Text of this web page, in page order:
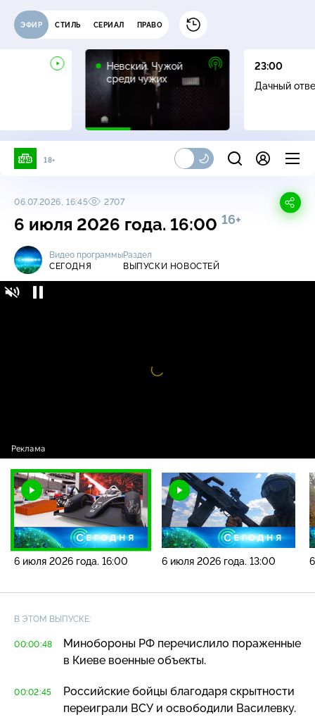
ЭФИР СТИЛЬ СЕРИАЛ ПРАВО
Невский. Чужой
среди чужих
16+
23:00
Дачный
18+
06.07.2026, 16:45 2707
6 июля 2026 года. 16:00 16+
Видео программы
СЕГОДНЯ
Раздел
ВЫПУСКИ НОВОСТЕЙ
Видео
проигрыватель
6 июля 2026 года. 16:00 6 июля 2026 года. 13:00
В ЭТОМ ВЫПУСКЕ:
00:00:48
Минобороны РФ перечислило пораженные
в Киеве военные объекты.
00:02:45
Российские бойцы благодаря скрытности
переиграли ВСУ и освободили Василевку.